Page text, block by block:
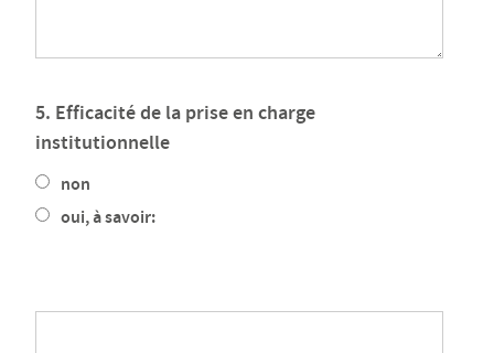
5. Efficacité de la prise en charge
institutionnelle
non
oui, à savoir: